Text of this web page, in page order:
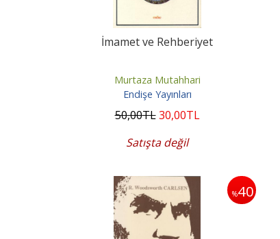
İmamet ve Rehberiyet
Murtaza Mutahhari
Endişe Yayınları
50,00TL 30,00TL
Satışta değil
%40